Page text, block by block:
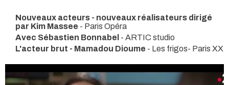
Nouveaux acteurs - nouveaux réalisateurs dirigé
par Kim Massee - Paris Opéra
Avec Sébastien Bonnabel - ARTIC studio
L'acteur brut - Mamadou Dioume - Les frigos- Paris XX